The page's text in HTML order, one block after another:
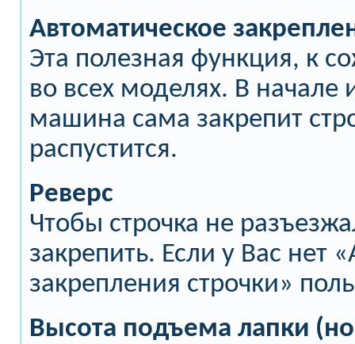
Автоматическое
Эта полезная функция, к
во всех моделях. В начале
машина сама закрепит
распустится.
Реверс
Чтобы строчка не
закрепить. Если у Вас нет
закрепления строчки»
Высота подъема лапки